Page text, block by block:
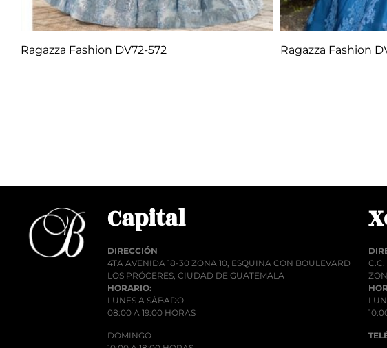
Ragazza Fashion DV72-572 Ragazza Fashion
Capital
DIRECCIÓN
4TA AVENIDA 18-30 ZONA 10, ESQUINA CON BOULEVARD
LOS PRÓCERES, CIUDAD DE GUATEMALA
HORARIO:
LUNES A SÁBADO
08:00 A 19:00 HORAS
DOMINGO